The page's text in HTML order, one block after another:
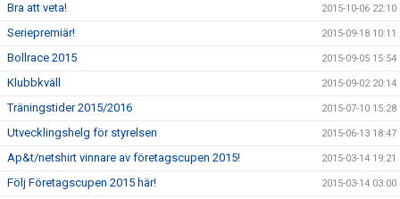
Bra att veta! 2015-10-06 22:10
Seriepremiär! 2015-09-18 10:11
Bollrace 2015 2015-09-05 15:54
Klubbkväll 2015-09-02 20:14
Träningstider 2015/2016 2015-07-10 15:28
Utvecklingshelg för styrelsen 2015-06-13 18:47
Ap&t/netshirt vinnare av företagscupen 2015! 2015-03-14 19:21
Följ Företagscupen 2015 här! 2015-03-14 03:00